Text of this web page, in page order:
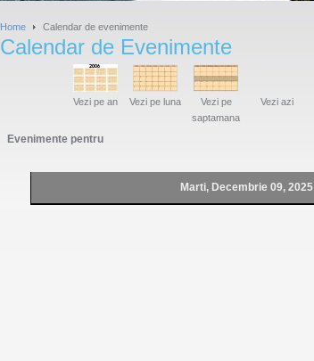
Home Calendar de evenimente
Calendar de Evenimente
Vezi pe an Vezi pe luna
Vezi pe
saptamana
Vezi azi
Evenimente pentru
Marti, Decembrie 09, 2025